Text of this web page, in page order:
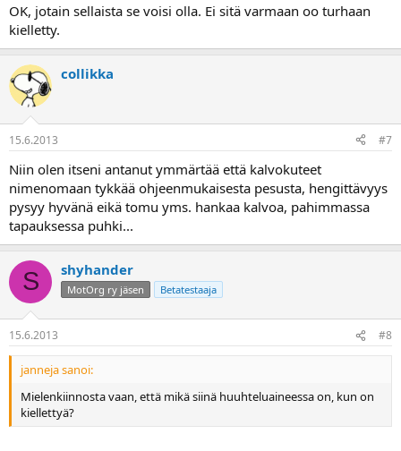
OK, jotain sellaista se voisi olla. Ei sitä varmaan oo turhaan
kielletty.
collikka
15.6.2013 #7
Niin olen itseni antanut ymmärtää että kalvokuteet
nimenomaan tykkää ohjeenmukaisesta pesusta, hengittävyys
pysyy hyvänä eikä tomu yms. hankaa kalvoa, pahimmassa
tapauksessa puhki...
S shyhander
MotOrg ry jäsen Betatestaaja
15.6.2013 #8
janneja sanoi:
Mielenkiinnosta vaan, että mikä siinä huuhteluaineessa on, kun on
kiellettyä?